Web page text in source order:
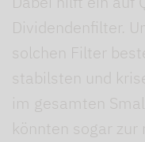
Dividendenfilter.
solchen Filter
stabilsten und
im gesamten
könnten sogar zur